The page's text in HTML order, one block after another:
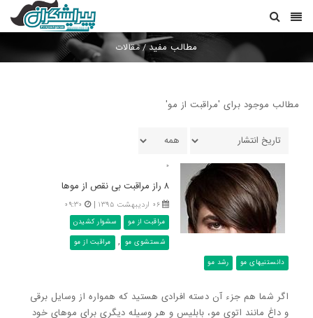
مطالب مفید/مقالات
مطالب موجود برای 'مراقبت از مو'
۰
۸ راز مراقبت بی نقص از موها
۰۶ اردیبهشت ۱۳۹۵ | ۰۹:۳۰
مراقبت از مو
سشوار کشیدن
شستشوی مو , مراقبت از مو
دانستنیهای مو
رشد مو
اگر شما هم جزء آن دسته افرادی هستید که همواره از وسایل برقی
و داغ مانند اتوی مو، بابلیس و هر وسیله دیگری برای موهای خود